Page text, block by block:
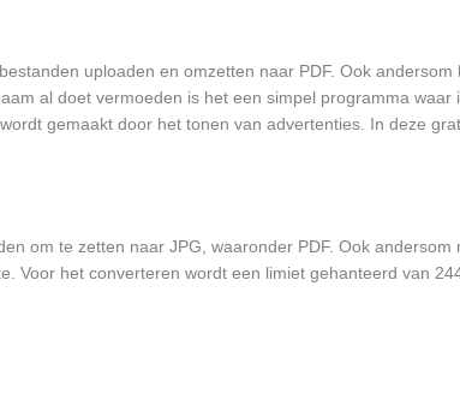
uploaden en omzetten naar PDF. Ook
al doet vermoeden is het een simpel programma
gemaakt door het tonen van advertenties. In deze
om te zetten naar JPG, waaronder PDF. Ook
Voor het converteren wordt een limiet gehanteerd van